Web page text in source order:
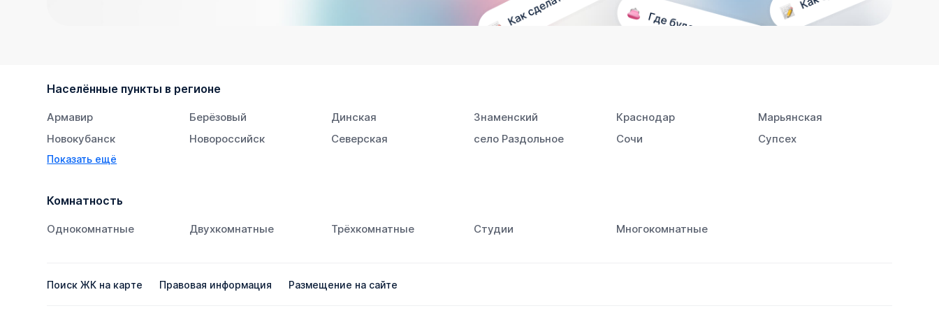
Населённые пункты в регионе
Армавир Берёзовый Динская Знаменский Краснодар
Марьянская
Новокубанск
Новороссийск Северская село Раздольное Сочи
Супсех
Тихорецк
Показать ещё
Комнатность
Однокомнатные Двухкомнатные Трёхкомнатные Студии Многокомнатные
Поиск ЖК на карте Правовая информация Размещение на сайте